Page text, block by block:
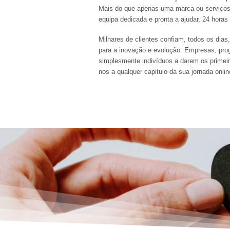
Mais do que apenas uma marca ou
equipa dedicada e pronta a ajudar, 24
Milhares de clientes confiam, todos os
para a inovação e evolução. Empresas,
simplesmente indivíduos a darem os
nos a qualquer capitulo da sua jornada